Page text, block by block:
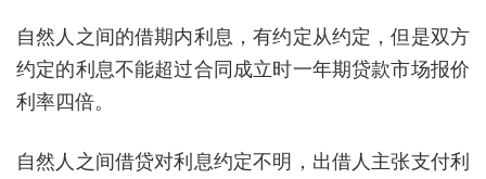
自然人之间的借期内利息，有约定从约定，但是双方
约定的利息不能超过合同成立时一年期贷款市场报价
利率四倍。
自然人之间借贷对利息约定不明，出借人主张支付利